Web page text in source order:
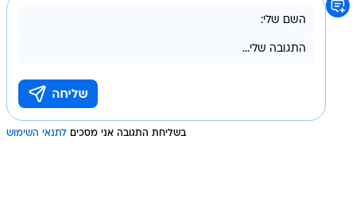
בשליחת התגובה אני מסכים לתנאי השימוש